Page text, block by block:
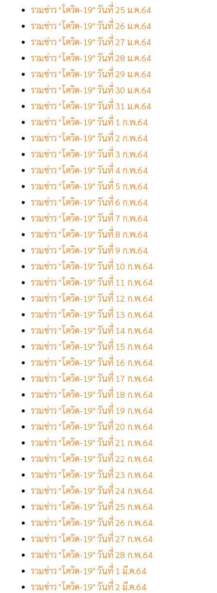
รวมข่าว "โควิด-19" วันที่ 25 ม.ค.64
รวมข่าว "โควิด-19" วันที่ 26 ม.ค.64
รวมข่าว "โควิด-19" วันที่ 27 ม.ค.64
รวมข่าว "โควิด-19" วันที่ 28 ม.ค.64
รวมข่าว "โควิด-19" วันที่ 29 ม.ค.64
รวมข่าว "โควิด-19" วันที่ 30 ม.ค.64
รวมข่าว "โควิด-19" วันที่ 31 ม.ค.64
รวมข่าว "โควิด-19" วันที่ 1 ก.พ.64
รวมข่าว "โควิด-19" วันที่ 2 ก.พ.64
รวมข่าว "โควิด-19" วันที่ 3 ก.พ.64
รวมข่าว "โควิด-19" วันที่ 4 ก.พ.64
รวมข่าว "โควิด-19" วันที่ 5 ก.พ.64
รวมข่าว "โควิด-19" วันที่ 6 ก.พ.64
รวมข่าว "โควิด-19" วันที่ 7 ก.พ.64
รวมข่าว "โควิด-19" วันที่ 8 ก.พ.64
รวมข่าว "โควิด-19" วันที่ 9 ก.พ.64
รวมข่าว "โควิด-19" วันที่ 10 ก.พ.64
รวมข่าว "โควิด-19" วันที่ 11 ก.พ.64
รวมข่าว "โควิด-19" วันที่ 12 ก.พ.64
รวมข่าว "โควิด-19" วันที่ 13 ก.พ.64
รวมข่าว "โควิด-19" วันที่ 14 ก.พ.64
รวมข่าว "โควิด-19" วันที่ 15 ก.พ.64
รวมข่าว "โควิด-19" วันที่ 16 ก.พ.64
รวมข่าว "โควิด-19" วันที่ 17 ก.พ.64
รวมข่าว "โควิด-19" วันที่ 18 ก.พ.64
รวมข่าว "โควิด-19" วันที่ 19 ก.พ.64
รวมข่าว "โควิด-19" วันที่ 20 ก.พ.64
รวมข่าว "โควิด-19" วันที่ 21 ก.พ.64
รวมข่าว "โควิด-19" วันที่ 22 ก.พ.64
รวมข่าว "โควิด-19" วันที่ 23 ก.พ.64
รวมข่าว "โควิด-19" วันที่ 24 ก.พ.64
รวมข่าว "โควิด-19" วันที่ 25 ก.พ.64
รวมข่าว "โควิด-19" วันที่ 26 ก.พ.64
รวมข่าว "โควิด-19" วันที่ 27 ก.พ.64
รวมข่าว "โควิด-19" วันที่ 28 ก.พ.64
รวมข่าว "โควิด-19" วันที่ 1 มี.ค.64
รวมข่าว "โควิด-19" วันที่ 2 มี.ค.64